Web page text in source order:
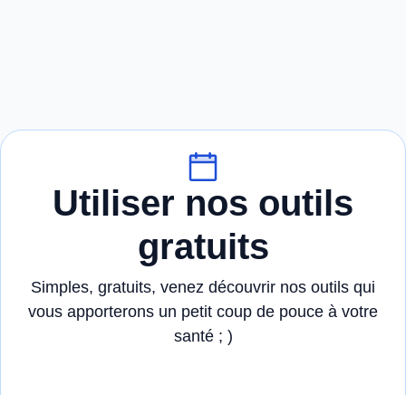
Utiliser nos outils
gratuits
Simples, gratuits, venez découvrir nos outils qui
vous apporterons un petit coup de pouce à votre
santé ; )